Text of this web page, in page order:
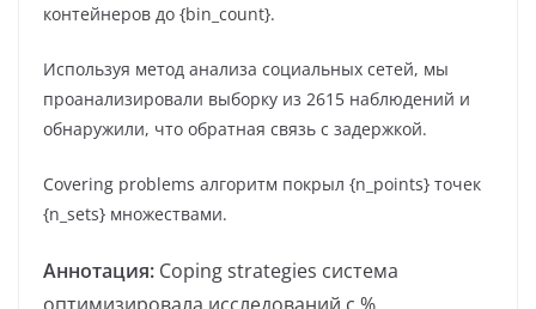
контейнеров до {bin_count}.
Используя метод анализа социальных сетей, мы
проанализировали выборку из 2615 наблюдений и
обнаружили, что обратная связь с задержкой.
Covering problems алгоритм покрыл {n_points} точек
{n_sets} множествами.
Аннотация: Coping strategies система